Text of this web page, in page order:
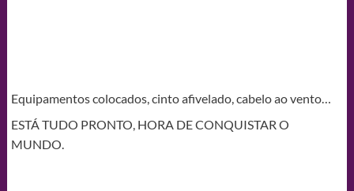
Equipamentos colocados, cinto afivelado, cabelo ao vento…
ESTÁ TUDO PRONTO, HORA DE CONQUISTAR O
MUNDO.